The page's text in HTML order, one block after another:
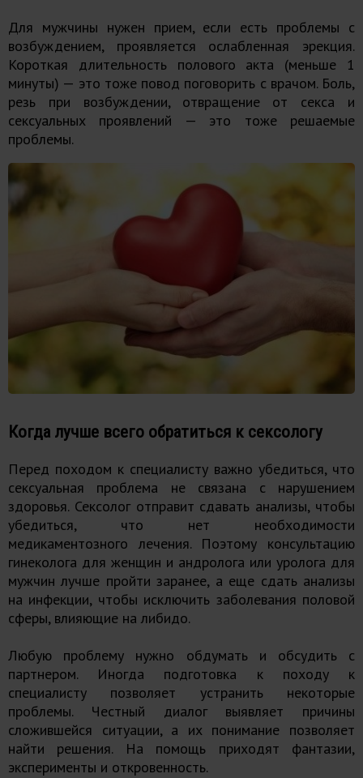
Для мужчины нужен прием, если есть проблемы с
возбуждением, проявляется ослабленная эрекция.
Короткая длительность полового акта (меньше 1
минуты) — это тоже повод поговорить с врачом. Боль,
резь при возбуждении, отвращение от секса и
сексуальных проявлений — это тоже решаемые
проблемы.
Когда лучше всего обратиться к сексологу
Перед походом к специалисту важно убедиться, что
сексуальная проблема не связана с нарушением
здоровья. Сексолог отправит сдавать анализы, чтобы
убедиться, что нет необходимости
медикаментозного лечения. Поэтому консультацию
гинеколога для женщин и андролога или уролога для
мужчин лучше пройти заранее, а еще сдать анализы
на инфекции, чтобы исключить заболевания половой
сферы, влияющие на либидо.
Любую проблему нужно обдумать и обсудить с
партнером. Иногда подготовка к походу к
специалисту позволяет устранить некоторые
проблемы. Честный диалог выявляет причины
сложившейся ситуации, а их понимание позволяет
найти решения. На помощь приходят фантазии,
эксперименты и откровенность.